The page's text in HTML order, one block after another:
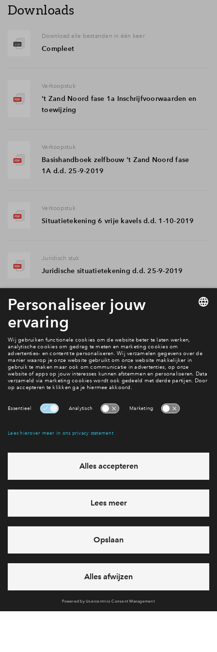
Downloads
Download alle bestanden in één keer
Compleet
Verkoopstuk
't Zand Noord fase 1a Inschrijfvoorwaarden en
toewijzing
Verkoopstuk
Basishandboek zelfbouw 't Zand Noord fase
1A d.d. 25-9-2019
Verkoopstuk
Situatietekening 6 vrije kavels d.d. 1-10-2019
Juridisch stuk
Juridische situatietekening d.d. 25-9-2019
Verkoopstuk
Prijslijst - 't Zand Noord fase 1a
(20200219).pdf
eventuele projecten
Ja, ik wil mij aanmelden
Heb je een vraag en wil je direct antwoord? Bel ons op088
712 26 49
6 dagen per week beschikbaar (behalve tijdens
feestdagen)
vandaag van 09:00 - 18:00 uur